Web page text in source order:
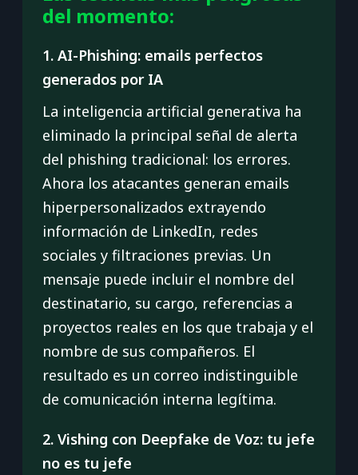
del momento:
1. AI-Phishing: emails perfectos
generados por IA
La inteligencia artificial generativa ha
eliminado la principal señal de alerta
del phishing tradicional: los errores.
Ahora los atacantes generan emails
hiperpersonalizados extrayendo
información de LinkedIn, redes
sociales y filtraciones previas. Un
mensaje puede incluir el nombre del
destinatario, su cargo, referencias a
proyectos reales en los que trabaja y el
nombre de sus compañeros. El
resultado es un correo indistinguible
de comunicación interna legítima.
2. Vishing con Deepfake de Voz: tu jefe
no es tu jefe